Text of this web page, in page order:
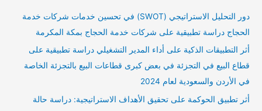
دور التحليل الاستراتيجي (SWOT) في تحسين خدمات شركات خدمة
الحجاج دراسة تطبيقية على شركات خدمة الحجاج بمكة المكرمة
أثر التطبيقات الذكية على أداء المدير التشغيلي دراسة تطبيقية على
قطاع البيع في التجزئة في بعض كبرى قطاعات البيع بالتجزئة الخاصة
في الأردن والسعودية لعام 2024
أثر تطبيق الحوكمة على تحقيق الأهداف الاستراتيجية: دراسة حالة